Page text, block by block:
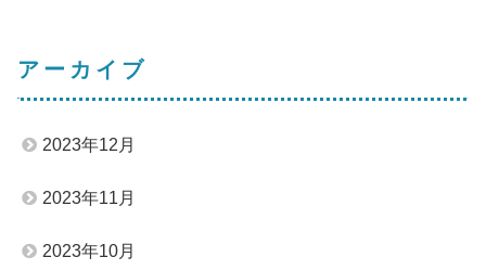
アーカイブ
2023年12月
2023年11月
2023年10月